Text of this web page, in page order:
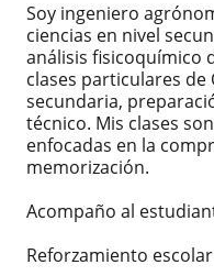
Soy ingeniero
ciencias en nivel
análisis fisicoquímico
clases particulares
secundaria,
técnico. Mis clases
enfocadas en la
memorización.
Acompaño al
Reforzamiento